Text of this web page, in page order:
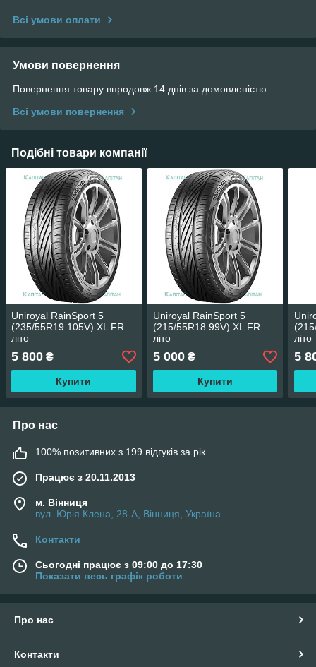
Всі умови оплати
Умови повернення
Повернення товару впродовж 14 днів за домовленістю
Всі умови повернення
Подібні товари компанії
Uniroyal RainSport 5
(235/55R19 105V) XL FR
літо
5 800 ₴
Купити
Uniroyal RainSport 5
(215/55R18 99V) XL FR
літо
5 000₴
Купити
літо
5
Про нас
100% позитивних з 199 відгуків за рік
Працює з 20.11.2013
м. Вінниця
вул. Юрія Клена, 28-А, Вінниця, Україна
Контакти
Сьогодні працює з 09:00 до 17:30
Показати весь графік роботи
Про нас
Контакти